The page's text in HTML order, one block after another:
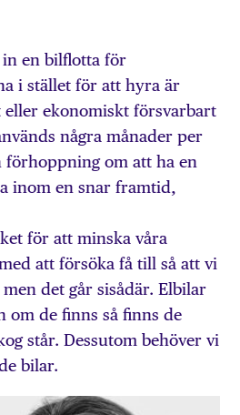
in en bilflotta för
i stället för att hyra är
eller ekonomiskt försvarbart
några månader per
förhoppning om att ha en
inom en snar framtid,
för att minska våra
att försöka få till så att vi
det går sisådär. Elbilar
om de finns så finns de
står. Dessutom behöver vi
bilar.